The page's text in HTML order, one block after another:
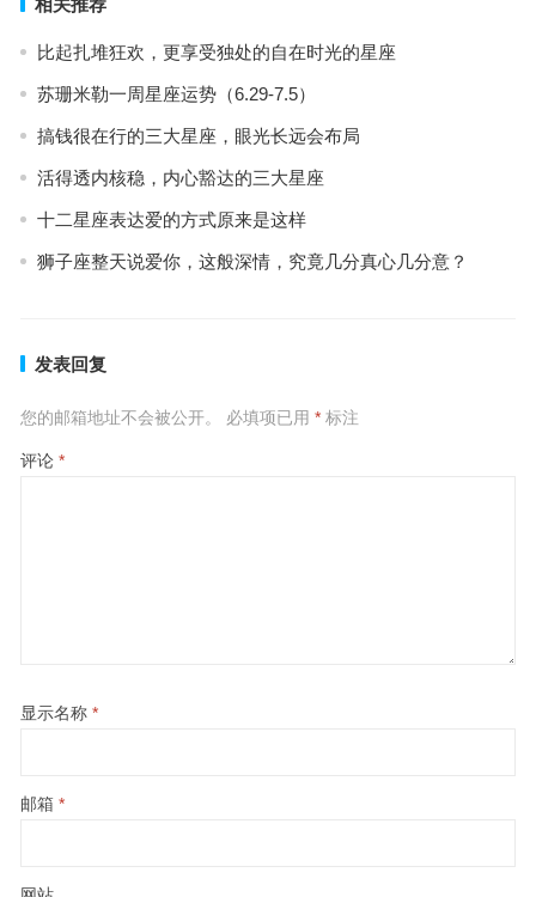
相关推荐
比起扎堆狂欢，更享受独处的自在时光的星座
苏珊米勒一周星座运势（6.29-7.5）
搞钱很在行的三大星座，眼光长远会布局
活得透内核稳，内心豁达的三大星座
十二星座表达爱的方式原来是这样
狮子座整天说爱你，这般深情，究竟几分真心几分意？
发表回复
您的邮箱地址不会被公开。 必填项已用 *标注
评论 *
显示名称 *
邮箱 *